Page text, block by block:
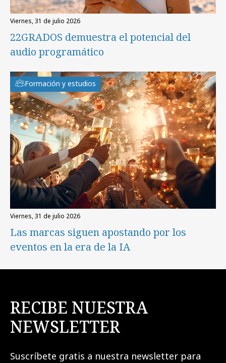
viernes, 31 de julio 2026
22GRADOS demuestra el potencial del
audio programático
Formación y estudios
viernes, 31 de julio 2026
Las marcas siguen apostando por los
eventos en la era de la IA
RECIBE NUESTRA
NEWSLETTER
Suscríbete gratis a nuestra newsletter para